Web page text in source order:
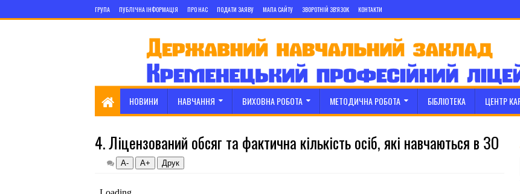
ГРУПА ПУБЛІЧНА ІНФОРМАЦІЯ ПРО НАС ПОДАТИ ЗАЯВУ МАПА САЙТУ ЗВОРОТНІЙ ЗВ'ЯЗОК КОНТАКТИ
НОВИНИ НАВЧАННЯ ВИХОВНА РОБОТА МЕТОДИЧНА РОБОТА БІБЛІОТЕКА ЦЕНТР
4. Ліцензований обсяг та фактична кількість осіб, які навчаються в ЗО
А- А+